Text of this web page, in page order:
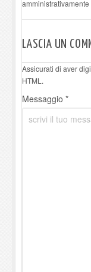
LASCIA UN
Assicurati di aver
HTML.
Messaggio *